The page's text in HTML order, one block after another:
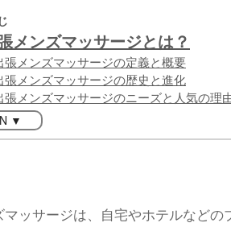
メンズマッサージとは？
張メンズマッサージの定義と概要
張メンズマッサージの歴史と進化
張メンズマッサージのニーズと人気の理
▼
マッサージは、自宅やホテルなど